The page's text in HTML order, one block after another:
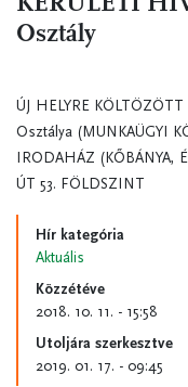
Osztály
ÚJ HELYRE
Osztálya (MUNKAÜGYI
IRODAHÁZ (KŐBÁNYA,
ÚT 53. FÖLDSZINT
Hír kategória
Aktuális
Közzétéve
2018. 10. 11. - 15:58
Utoljára szerkesztve
2019. 01. 17. - 09:45